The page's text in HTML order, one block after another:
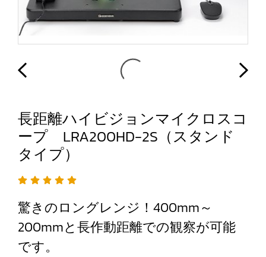
長距離ハイビジョンマイクロスコ
ープ LRA200HD-2S（スタンド
タイプ）
驚きのロングレンジ！400mm～
200mmと長作動距離での観察が可能
です。